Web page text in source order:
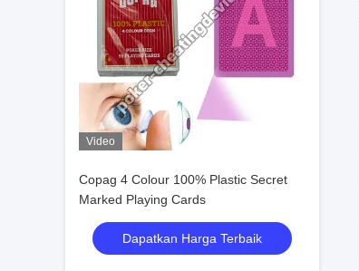
Video
Copag 4 Colour 100% Plastic Secret
Marked Playing Cards
Dapatkan Harga Terbaik